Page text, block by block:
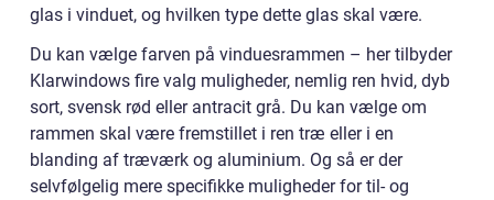
glas i vinduet, og hvilken type dette glas skal være.
Du kan vælge farven på vinduesrammen – her tilbyder
Klarwindows fire valg muligheder, nemlig ren hvid, dyb
sort, svensk rød eller antracit grå. Du kan vælge om
rammen skal være fremstillet i ren træ eller i en
blanding af træværk og aluminium. Og så er der
selvfølgelig mere specifikke muligheder for til- og